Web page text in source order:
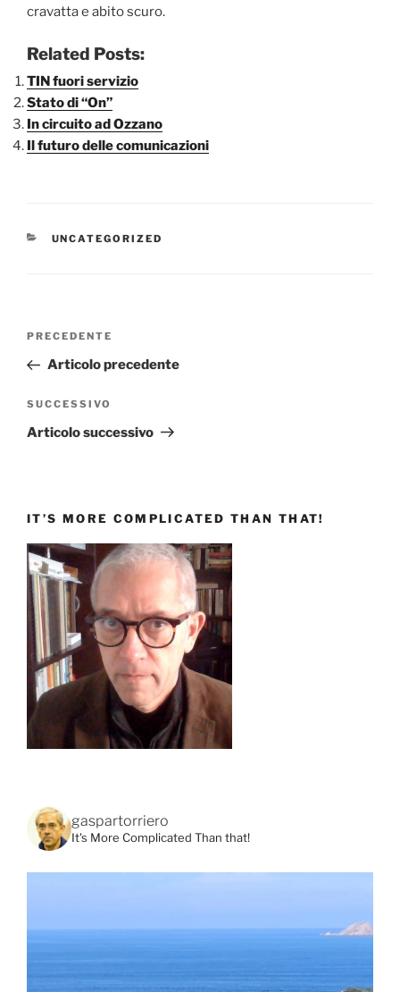
cravatta e abito scuro.
Related Posts:
TIN fuori servizio
Stato di “On”
In circuito ad Ozzano
Il futuro delle comunicazioni
CATEGORIE
UNCATEGORIZED
Navigazione
Articolo
precedente:
PRECEDENTE
Articolo precedente
Articolo
successivo
SUCCESSIVO
Articolo successivo
IT’S MORE COMPLICATED THAN THAT!
gaspartorriero
It's More Complicated Than that!